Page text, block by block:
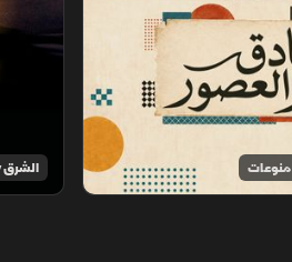
منوعات الشرق Discovery